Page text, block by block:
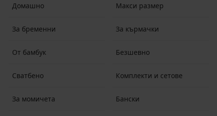
Домашно Макси размер
За бременни За кърмачки
От бамбук Безшевно
Сватбено Комплекти и сетове
За момичета Бански